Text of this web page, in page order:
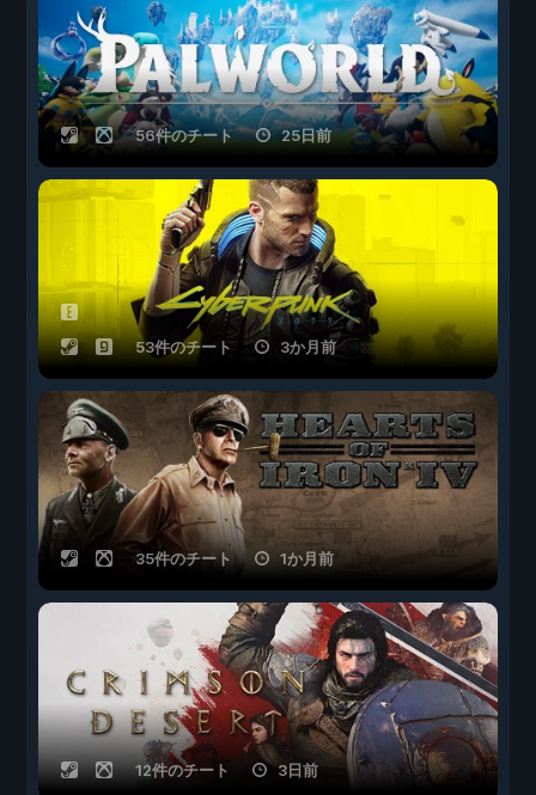
56件のチート 25日前
53件のチート 3か月前
35件のチート 1か月前
12件のチート 3日前